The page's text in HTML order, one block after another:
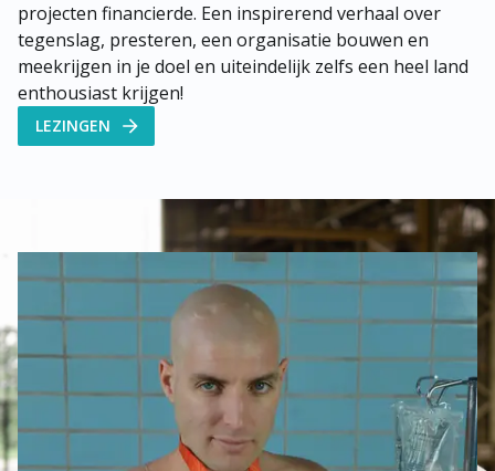
projecten financierde. Een inspirerend verhaal over
tegenslag, presteren, een organisatie bouwen en
meekrijgen in je doel en uiteindelijk zelfs een heel land
enthousiast krijgen!
LEZINGEN